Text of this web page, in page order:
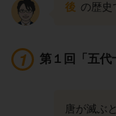
後 の歴史
第１回「五代
唐が滅ぶ